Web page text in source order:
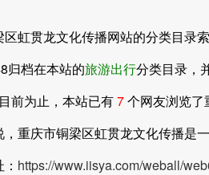
贯龙文化传播网站的分类目录
归档在本站的旅游出行分类目录，
前为止，本站已有7个网友浏览了
重庆市铜梁区虹贯龙文化传播是一
https://www.iisya.com/weball/